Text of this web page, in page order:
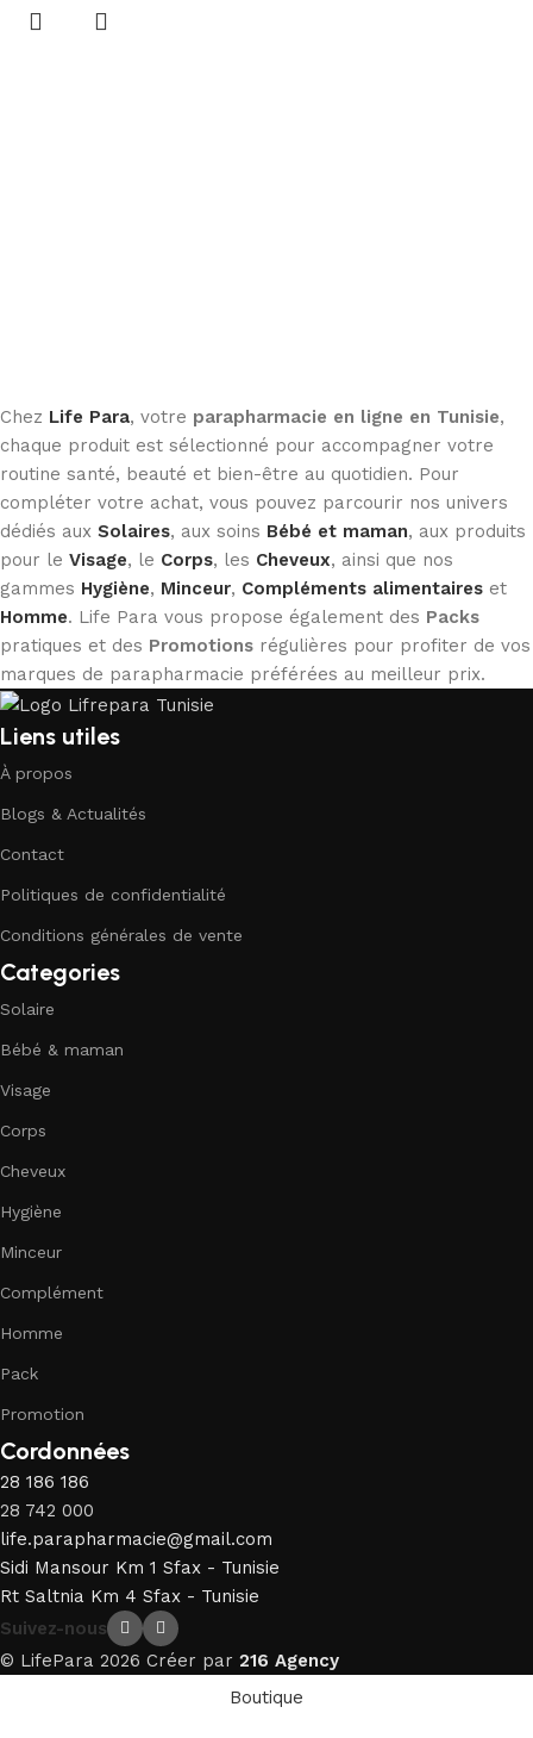
Chez Life Para, votre parapharmacie en ligne en Tunisie,
chaque produit est sélectionné pour accompagner votre
routine santé, beauté et bien-être au quotidien. Pour
compléter votre achat, vous pouvez parcourir nos univers
dédiés aux Solaires, aux soins Bébé et maman, aux produits
pour le Visage, le Corps, les Cheveux, ainsi que nos
gammes Hygiène, Minceur, Compléments alimentaires et
Homme. Life Para vous propose également des Packs
pratiques et des Promotions régulières pour profiter de vos
marques de parapharmacie préférées au meilleur prix.
Liens utiles
À propos
Blogs & Actualités
Contact
Politiques de confidentialité
Conditions générales de vente
Categories
Solaire
Bébé & maman
Visage
Corps
Cheveux
Hygiène
Minceur
Complément
Homme
Pack
Promotion
Cordonnées
28 186 186
28 742 000
life.parapharmacie@gmail.com
Sidi Mansour Km 1 Sfax - Tunisie
Rt Saltnia Km 4 Sfax - Tunisie
Suivez-nous
© LifePara 2026 Créer par 216 Agency
Boutique